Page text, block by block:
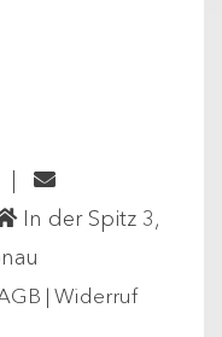
In der Spitz 3,
| Widerruf